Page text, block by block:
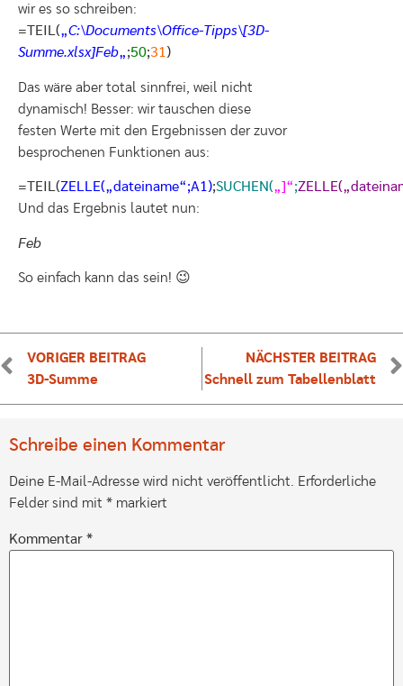
wir es so schreiben:
=TEIL(„C:\Documents\Office-Tipps\[3D-
Summe.xlsx]Feb„;50;31)
Das wäre aber total sinnfrei, weil nicht
dynamisch! Besser: wir tauschen diese
festen Werte mit den Ergebnissen der zuvor
besprochenen Funktionen aus:
=TEIL(ZELLE(„dateiname“;A1);SUCHEN(„]“;
Und das Ergebnis lautet nun:
Feb
So einfach kann das sein! 😉
VORIGER BEITRAG
3D-Summe
NÄCHSTER BEITRAG
Schnell zum Tabellenblatt
Schreibe einen Kommentar
Deine E-Mail-Adresse wird nicht veröffentlicht. Erforderliche
Felder sind mit * markiert
Kommentar *